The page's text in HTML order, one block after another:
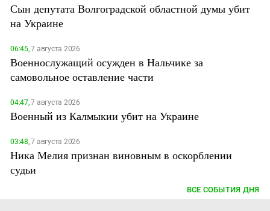
Сын депутата Волгоградской областной думы убит
на Украине
06:45,7 августа 2026
Военнослужащий осужден в Нальчике за
самовольное оставление части
04:47,7 августа 2026
Военный из Калмыкии убит на Украине
03:48,7 августа 2026
Ника Мелия признан виновным в оскорблении
судьи
ВСЕ СОБЫТИЯ ДНЯ